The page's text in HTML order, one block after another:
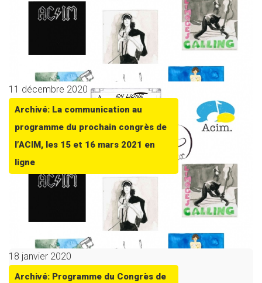
11 décembre 2020
Archivé: La communication au
programme du prochain congrès de
l’ACIM, les 15 et 16 mars 2021 en
ligne
18 janvier 2020
Archivé: Programme du Congrès de